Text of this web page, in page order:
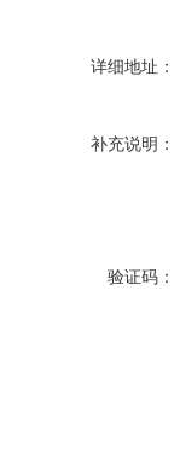
详细地址：
补充说明：
验证码：